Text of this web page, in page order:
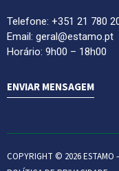
Telefone: +351 21 780
Email: geral@estamo.pt
Horário: 9h00 – 18h00
ENVIAR MENSAGEM
COPYRIGHT © 2026 ESTAMO